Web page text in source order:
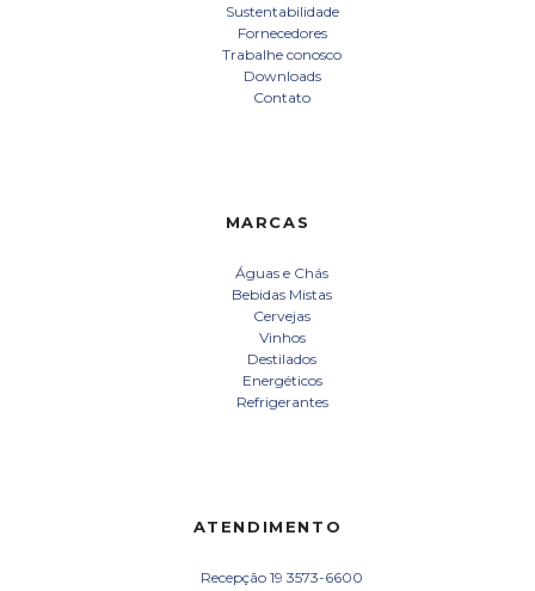
Sustentabilidade
Fornecedores
Trabalhe conosco
Downloads
Contato
MARCAS
Águas e Chás
Bebidas Mistas
Cervejas
Vinhos
Destilados
Energéticos
Refrigerantes
ATENDIMENTO
Recepção 19 3573-6600